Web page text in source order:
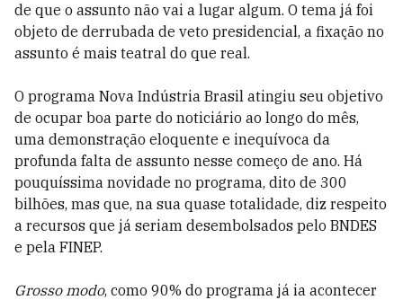
de que o assunto não vai a lugar algum. O tema já foi
objeto de derrubada de veto presidencial, a fixação no
assunto é mais teatral do que real.
O programa Nova Indústria Brasil atingiu seu objetivo
de ocupar boa parte do noticiário ao longo do mês,
uma demonstração eloquente e inequívoca da
profunda falta de assunto nesse começo de ano. Há
pouquíssima novidade no programa, dito de 300
bilhões, mas que, na sua quase totalidade, diz respeito
a recursos que já seriam desembolsados pelo BNDES
e pela FINEP.
Grosso modo, como 90% do programa já ia acontecer